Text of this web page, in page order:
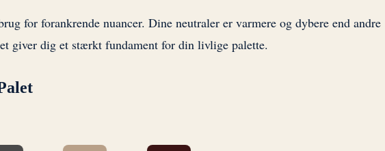
for forankrende nuancer. Dine neutraler er varmere og dybere end andre
giver dig et stærkt fundament for din livlige palette.